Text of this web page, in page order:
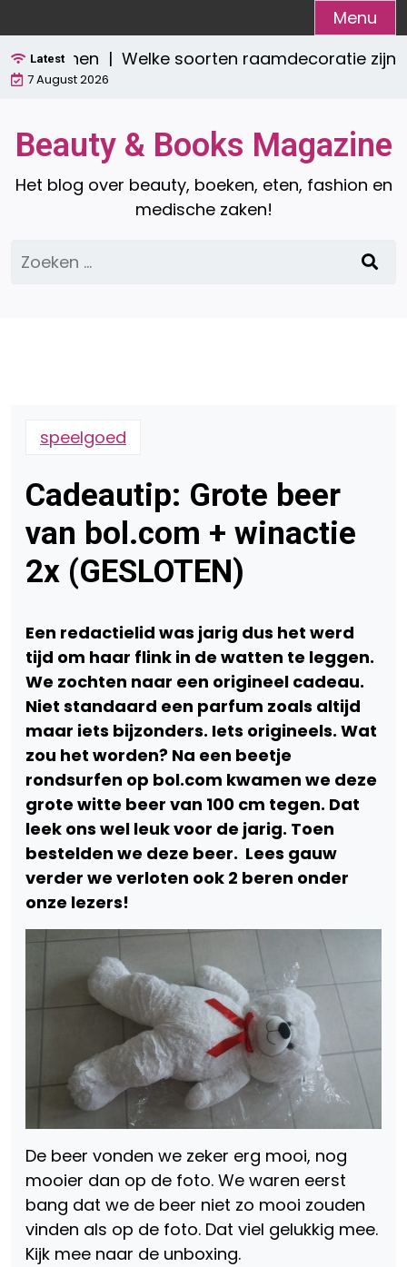
naar
de
inhoud
Menu
Latest Welke soorten raamdecoratie zijn er?
7 August 2026
Beauty & Books Magazine
Het blog over beauty, boeken, eten, fashion en
medische zaken!
Zoeken
naar:
speelgoed
Cadeautip: Grote beer
van bol.com + winactie
2x (GESLOTEN)
Een redactielid was jarig dus het werd
tijd om haar flink in de watten te leggen.
We zochten naar een origineel cadeau.
Niet standaard een parfum zoals altijd
maar iets bijzonders. Iets origineels. Wat
zou het worden? Na een beetje
rondsurfen op bol.com kwamen we deze
grote witte beer van 100 cm tegen. Dat
leek ons wel leuk voor de jarig. Toen
bestelden we deze beer. Lees gauw
verder we verloten ook 2 beren onder
onze lezers!
De beer vonden we zeker erg mooi, nog
mooier dan op de foto. We waren eerst
bang dat we de beer niet zo mooi zouden
vinden als op de foto. Dat viel gelukkig mee.
Kijk mee naar de unboxing.